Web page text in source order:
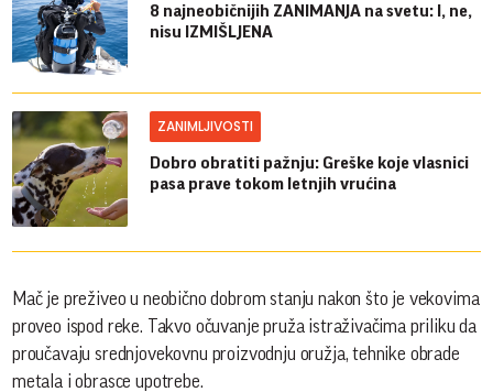
8 najneobičnijih ZANIMANJA na svetu: I, ne,
nisu IZMIŠLJENA
ZANIMLJIVOSTI
Dobro obratiti pažnju: Greške koje vlasnici
pasa prave tokom letnjih vrućina
Mač je preživeo u neobično dobrom stanju nakon što je vekovima
proveo ispod reke. Takvo očuvanje pruža istraživačima priliku da
proučavaju srednjovekovnu proizvodnju oružja, tehnike obrade
metala i obrasce upotrebe.